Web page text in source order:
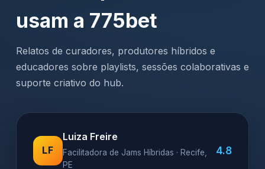
usam a 775bet
Relatos de curadores, produtores híbridos e
educadores sobre playlists, sessões colaborativas e
suporte criativo do hub.
LF
Luiza Freire
Facilitadora de Jams Híbridas · Recife,
PE
4.8